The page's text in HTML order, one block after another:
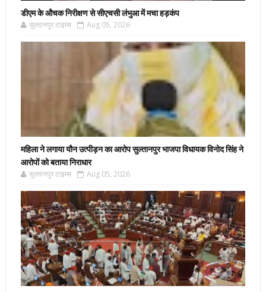
डीएम के औचक निरीक्षण से सीएचसी लंभुआ में मचा हड़कंप
सुल्तानपुर टाइम्स Aug 05, 2026
महिला ने लगाया यौन उत्पीड़न का आरोप सुल्तानपुर भाजपा विधायक विनोद सिंह ने
आरोपों को बताया निराधार
सुल्तानपुर टाइम्स Aug 05, 2026